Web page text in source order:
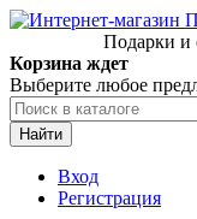
Подарки и
Корзина ждет
Выберите любое
Найти
Вход
Регистрация